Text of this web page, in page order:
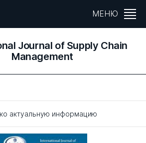
МЕНЮ
Journal of Supply Chain
Management
актуальную информацию